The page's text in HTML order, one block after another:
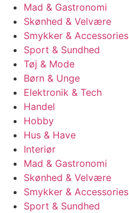
Mad & Gastronomi
Skønhed & Velvære
Smykker & Accessories
Sport & Sundhed
Tøj & Mode
Børn & Unge
Elektronik & Tech
Handel
Hobby
Hus & Have
Interiør
Mad & Gastronomi
Skønhed & Velvære
Smykker & Accessories
Sport & Sundhed